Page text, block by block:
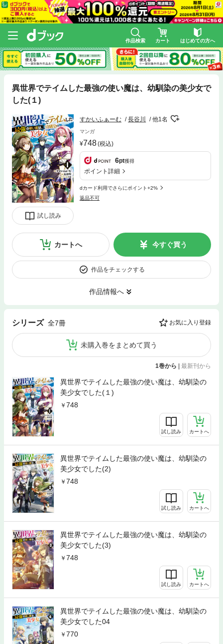
作品検索 カート はじめての方へ
異世界でテイムした最強の使い魔は、幼馴染の美少女で
した(１)
試し読み
すかいふぁーむ 長谷川 他1名
マンガ
748(税込)
6pt獲得
ポイント詳細
dカード利用でさらにポイント+2%
返品不可
カートへ 今すぐ買う
作品をチェックする
作品情報へ
シリーズ 全7冊 お気に入り登録
未購入巻をまとめて買う
1巻から | 最新刊から
異世界でテイムした最強の使い魔は、幼馴染の
美少女でした(１)
748
試し読み カートへ
異世界でテイムした最強の使い魔は、幼馴染の
美少女でした(2)
748
試し読み カートへ
異世界でテイムした最強の使い魔は、幼馴染の
美少女でした(3)
748
試し読み カートへ
異世界でテイムした最強の使い魔は、幼馴染の
美少女でした04
770